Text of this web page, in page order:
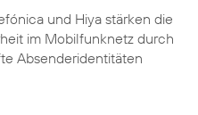
und Hiya stärken die
im Mobilfunknetz durch
Absenderidentitäten